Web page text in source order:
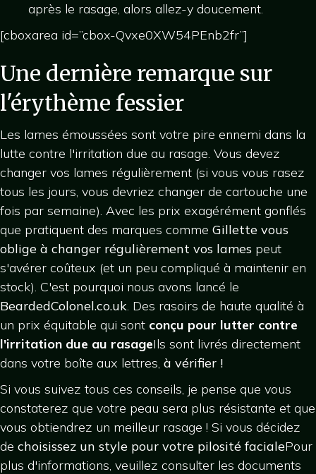
après le rasage, alors allez-y doucement.
[cboxarea id=”cbox-Qvxe0XW54PEnb2fr”]
Une dernière remarque sur
l'érythème fessier
Les lames émoussées sont votre pire ennemi dans la
lutte contre l'irritation due au rasage. Vous devez
changer vos lames régulièrement (si vous vous rasez
tous les jours, vous devriez changer de cartouche une
fois par semaine). Avec les prix exagérément gonflés
que pratiquent des marques comme Gillette vous
oblige à changer régulièrement vos lames peut
s'avérer coûteux (et un peu compliqué à maintenir en
stock). C'est pourquoi nous avons lancé le
BeardedColonel.co.uk. Des rasoirs de haute qualité à
un prix équitable qui sont conçu pour lutter contre
l'irritation due au rasageIls sont livrés directement
dans votre boîte aux lettres, à vérifier !
Si vous suivez tous ces conseils, je pense que vous
constaterez que votre peau sera plus résistante et que
vous obtiendrez un meilleur rasage ! Si vous décidez
de choisissez un style pour votre pilosité facialePour
plus d'informations, veuillez consulter les documents